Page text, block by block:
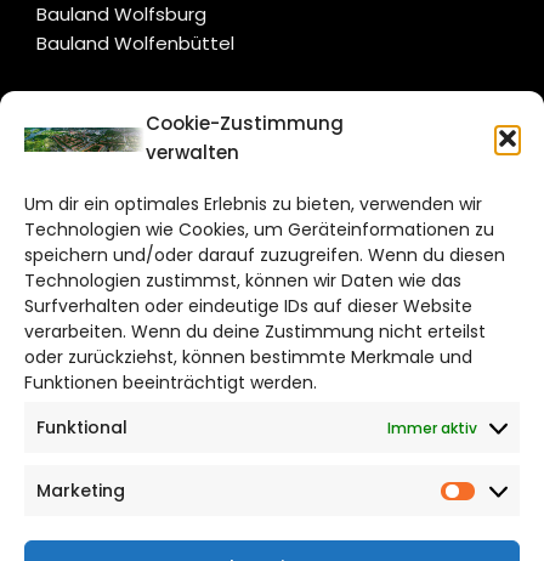
Cookie-Zustimmung
verwalten
Um dir ein optimales Erlebnis zu bieten, verwenden wir
Technologien wie Cookies, um Geräteinformationen zu
speichern und/oder darauf zuzugreifen. Wenn du diesen
Technologien zustimmst, können wir Daten wie das
Surfverhalten oder eindeutige IDs auf dieser Website
verarbeiten. Wenn du deine Zustimmung nicht erteilst
oder zurückziehst, können bestimmte Merkmale und
Funktionen beeinträchtigt werden.
Funktional
Immer aktiv
Marketing
Bauland Wolfsburg
Bauland Wolfenbüttel
CITYLIFE!
Bruchtorwall 12
38100 Braunschweig
Telefon: 0531 387220 – 65
DAS STADTMAGAZIN FÜR
SALZGITTER
Impressum
Cookie Richtlinie